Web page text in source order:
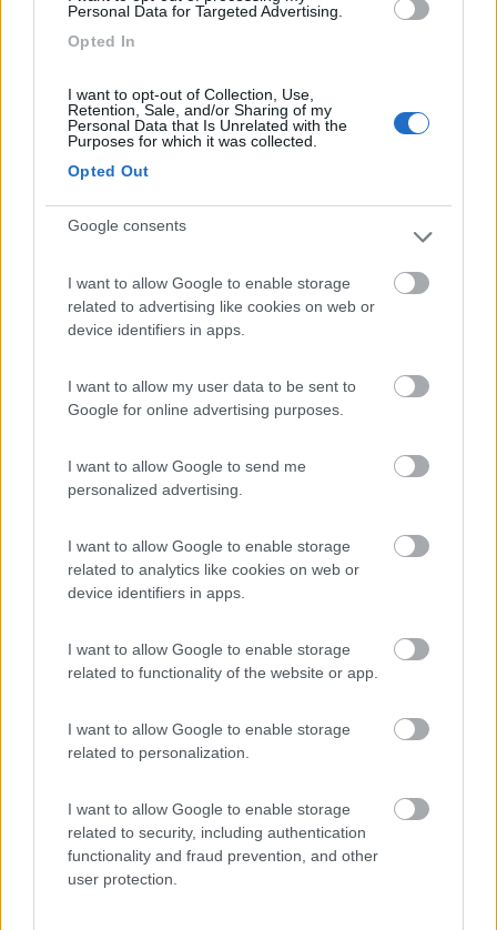
Personal Data for Targeted Advertising.
Opted In
I want to opt-out of Collection, Use,
Retention, Sale, and/or Sharing of my
Personal Data that Is Unrelated with the
Purposes for which it was collected.
Opted Out
Google consents
I want to allow Google to enable storage
related to advertising like cookies on web or
device identifiers in apps.
I want to allow my user data to be sent to
Google for online advertising purposes.
I want to allow Google to send me
personalized advertising.
I want to allow Google to enable storage
related to analytics like cookies on web or
device identifiers in apps.
I want to allow Google to enable storage
related to functionality of the website or app.
I want to allow Google to enable storage
related to personalization.
I want to allow Google to enable storage
related to security, including authentication
functionality and fraud prevention, and other
user protection.
Tranquillo, possibilità di parcheggio e pernotto
Caratteristiche Posizione
Segnalati nei dintorni
8.2 Camping Toblacher See
Dobbiaco(BZ)
Campeggio
8.2 Sesto(BZ)
7.8
Campeggio